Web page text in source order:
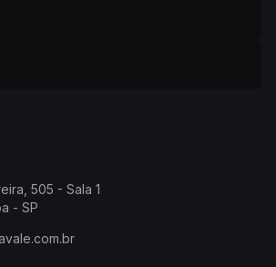
505 - Sala 1
- SP